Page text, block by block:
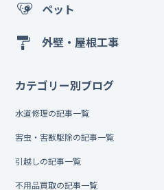
ペット
外壁・屋根工事
カテゴリー別ブログ
水道修理の記事一覧
害虫・害獣駆除の記事一覧
引越しの記事一覧
不用品買取の記事一覧